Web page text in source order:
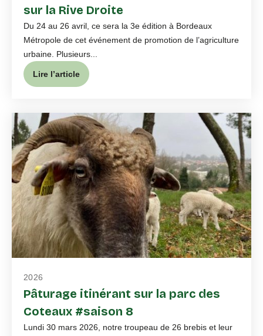
sur la Rive Droite
Du 24 au 26 avril, ce sera la 3e édition à Bordeaux
Métropole de cet événement de promotion de l’agriculture
urbaine. Plusieurs...
Lire l’article
2026
Pâturage itinérant sur la parc des
Coteaux #saison 8
Lundi 30 mars 2026, notre troupeau de 26 brebis et leur